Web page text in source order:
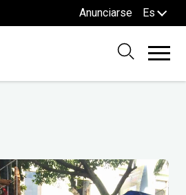
Anunciarse Es